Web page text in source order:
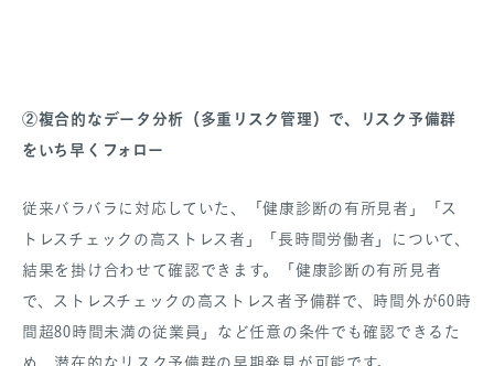
②複合的なデータ分析（多重リスク管理）で、リスク予備群
をいち早くフォロー
従来バラバラに対応していた、「健康診断の有所見者」「ス
トレスチェックの高ストレス者」「長時間労働者」について、
結果を掛け合わせて確認できます。「健康診断の有所見者
で、ストレスチェックの高ストレス者予備群で、時間外が60時
間超80時間未満の従業員」など任意の条件でも確認できるた